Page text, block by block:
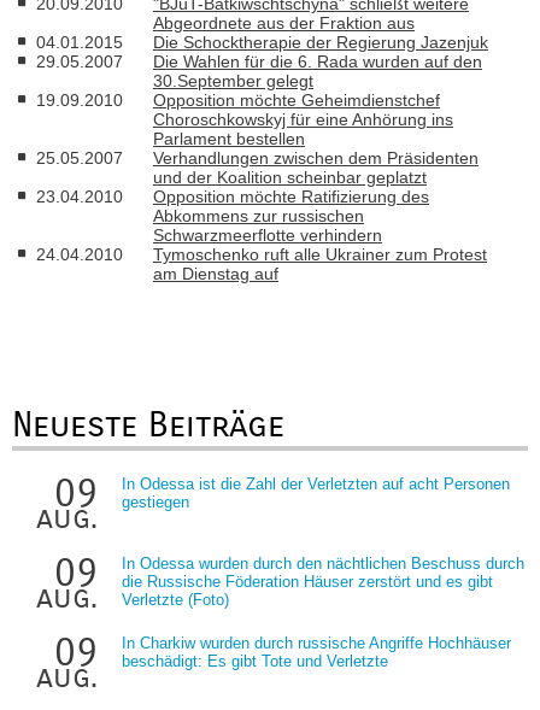
Abgeordnete aus der Fraktion aus
04.01.2015
Die Schocktherapie der Regierung Jazenjuk
29.05.2007
Die Wahlen für die 6. Rada wurden auf den
30.September gelegt
19.09.2010
Opposition möchte Geheimdienstchef
Choroschkowskyj für eine Anhörung ins
Parlament bestellen
25.05.2007
Verhandlungen zwischen dem Präsidenten
und der Koalition scheinbar geplatzt
23.04.2010
Opposition möchte Ratifizierung des
Abkommens zur russischen
Schwarzmeerflotte verhindern
24.04.2010
Tymoschenko ruft alle Ukrainer zum Protest
am Dienstag auf
Neueste Beiträge
09
aug.
In Odessa ist die Zahl der Verletzten auf acht Personen
gestiegen
09
aug.
In Odessa wurden durch den nächtlichen Beschuss durch
die Russische Föderation Häuser zerstört und es gibt
Verletzte (Foto)
09
aug.
In Charkiw wurden durch russische Angriffe Hochhäuser
beschädigt: Es gibt Tote und Verletzte